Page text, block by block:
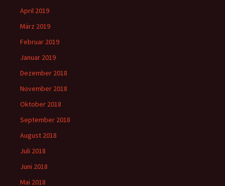
April 2019
März 2019
Februar 2019
Januar 2019
Dezember 2018
November 2018
Oktober 2018
September 2018
August 2018
Juli 2018
Juni 2018
Mai 2018